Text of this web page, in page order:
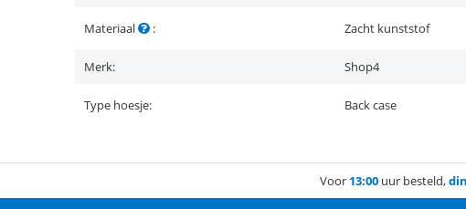
Materiaal : Zacht kunststof
Merk: Shop4
Type hoesje: Back case
Voor 13:00uur besteld,